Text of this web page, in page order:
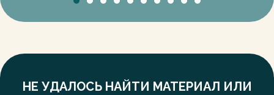
НЕ УДАЛОСЬ НАЙТИ МАТЕРИАЛ ИЛИ